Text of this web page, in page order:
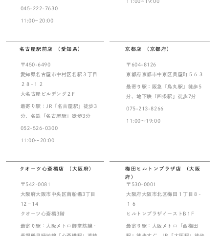
045-222-7630
11:00~20:00
名古屋駅前店 （愛知県）
〒450-6490
愛知県名古屋市中村区名駅３丁目
２８-１２
大名古屋ビルヂング２F
最寄り駅：JR「名古屋駅」徒歩3
分、名鉄「名古屋駅」徒歩3分
052-526-0300
11:00～20:00
京都店 （京都府）
〒604-8126
京都府京都市中京区貝屋町５６３
最寄り駅：阪急「烏丸駅」徒歩5
分、地下鉄「四条駅」徒歩7分
075-213-8266
11:00～19:00
クオーツ心斎橋店 （大阪府）
〒542-0081
大阪府大阪市中央区南船場3丁目
12－14
クオーツ心斎橋3階
最寄り駅：大阪メトロ御堂筋線・
梅田ヒルトンプラザ店 （大阪
府）
〒530-0001
大阪府大阪市北区梅田１丁目８-
１６
ヒルトンプラザイーストB１F
最寄り駅：大阪メトロ「西梅田